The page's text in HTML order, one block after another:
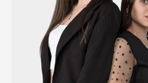
Видеонаблюдение
Принтеры чеков и этикеток
Каталог
Штрихкодовое оборудование